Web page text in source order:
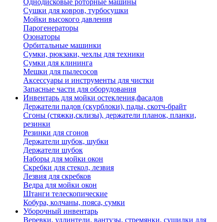
Однодисковые роторные машины
Сушки для ковров, турбосушки
Мойки высокого давления
Парогенераторы
Озонаторы
Орбитальные машинки
Сумки, рюкзаки, чехлы для техники
Сумки для клининга
Мешки для пылесосов
Аксессуары и инструменты для чистки
Запасные части для оборудования
Инвентарь для мойки остекления,фасадов
Держатели падов (скурблоки), пады, скотч-брайт
Сгоны (стяжки,склизы), держатели планок, планки,
резинки
Резинки для сгонов
Держатели шубок, шубки
Держатели шубок
Наборы для мойки окон
Скребки для стекол, лезвия
Лезвия для скребков
Ведра для мойки окон
Штанги телескопические
Кобура, колчаны, пояса, сумки
Уборочный инвентарь
Веревки, удлинтели, вантузы, стремянки, сушилки для